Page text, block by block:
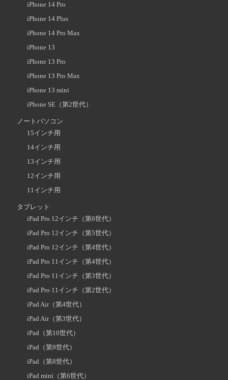
iPhone 14 Pro
iPhone 14 Plus
iPhone 14 Pro Max
iPhone 13
iPhone 13 Pro
iPhone 13 Pro Max
iPhone 13 mini
iPhone SE（第2世代）
ノートパソコン
15インチ用
14インチ用
13インチ用
12インチ用
11インチ用
タブレット
iPad Pro 12インチ（第6世代）
iPad Pro 12インチ（第5世代）
iPad Pro 12インチ（第4世代）
iPad Pro 11インチ（第4世代）
iPad Pro 11インチ（第3世代）
iPad Pro 11インチ（第2世代）
iPad Air（第4世代）
iPad Air（第3世代）
iPad（第10世代）
iPad（第9世代）
iPad（第8世代）
iPad mini（第6世代）